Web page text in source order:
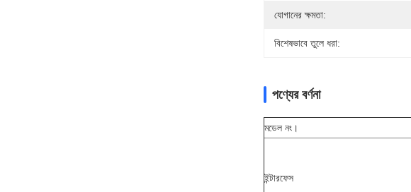
যোগানের ক্ষমতা:
বিশেষভাবে তুলে ধরা:
পণ্যের বর্ণনা
মডেল নং।
ইন্টারফেস